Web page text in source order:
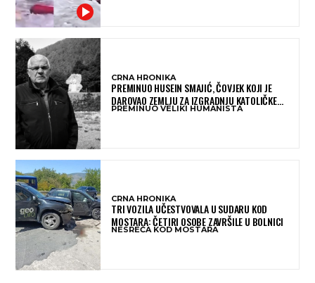
CRNA HRONIKA
PREMINUO HUSEIN SMAJIĆ, ČOVJEK KOJI JE
DAROVAO ZEMLJU ZA IZGRADNJU KATOLIČKE
CRKVE U BUGOJNU
PREMINUO VELIKI HUMANISTA
CRNA HRONIKA
TRI VOZILA UČESTVOVALA U SUDARU KOD
MOSTARA: ČETIRI OSOBE ZAVRŠILE U BOLNICI
NESREĆA KOD MOSTARA